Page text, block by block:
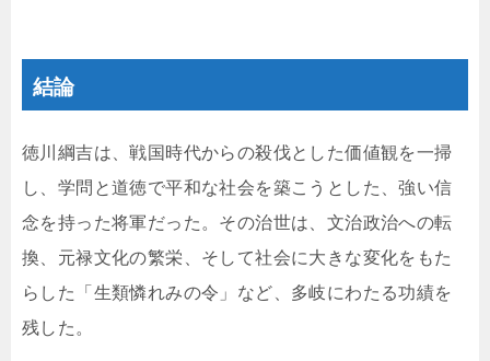
結論
徳川綱吉は、戦国時代からの殺伐とした価値観を一掃
し、学問と道徳で平和な社会を築こうとした、強い信
念を持った将軍だった。その治世は、文治政治への転
換、元禄文化の繁栄、そして社会に大きな変化をもた
らした「生類憐れみの令」など、多岐にわたる功績を
残した。